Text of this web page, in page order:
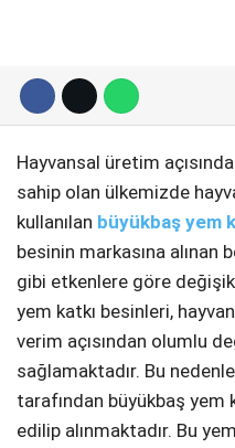
Hayvansal üretim
sahip olan ülkemizde
kullanılan büyükbaş yem
besinin markasına alınan
gibi etkenlere göre
yem katkı besinleri,
verim açısından olumlu
sağlamaktadır. Bu
tarafından büyükbaş yem
edilip alınmaktadır. Bu